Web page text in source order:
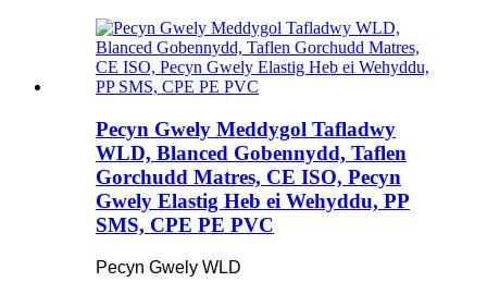
Pecyn Gwely Meddygol Tafladwy
WLD, Blanced Gobennydd, Taflen
Gorchudd Matres, CE ISO, Pecyn
Gwely Elastig Heb ei Wehyddu, PP
SMS, CPE PE PVC
Pecyn Gwely WLD